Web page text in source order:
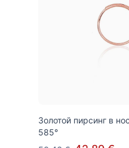
Золотой пирсинг в
585°